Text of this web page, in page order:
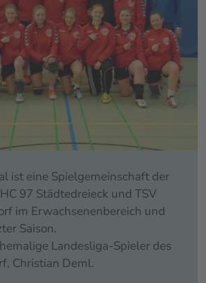
ist eine Spielgemeinschaft der
97 Städtedreieck und TSV
im Erwachsenenbereich und
Saison.
Landesliga-Spieler des
Christian Deml.